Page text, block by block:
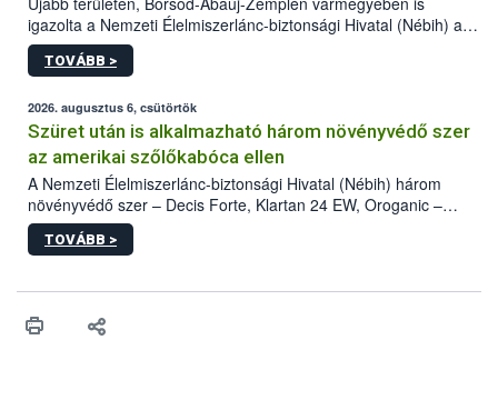
igazolta a Nemzeti Élelmiszerlánc-biztonsági Hivatal (Nébih) a
kőrisrontó karcsúdíszbogár (Agrilus planipennis) jelenlétét. A
kártevőt nem csak színcsapdában találták meg, de már fertőzött
az intenzív felderítést, emellett az intézkedéseket a szlovák
hatósággal is összehangolják a terjedés megállítása érdekében.
TOVÁBB >
2026. augusztus 6, csütörtök
Szüret után is alkalmazható három növényvédő szer
az amerikai szőlőkabóca ellen
A Nemzeti Élelmiszerlánc-biztonsági Hivatal (Nébih) három
növényvédő szer – Decis Forte, Klartan 24 EW, Oroganic –
engedélyokiratát módosította, így azok a szüretet követően,
egészen a vesszőérettség (BBCH 91) stádiumáig
érésű szőlőkben is legyen lehetőség a károsító elleni további
felhasználók számára is elérhető és ökológiai termesztésben is
TOVÁBB >